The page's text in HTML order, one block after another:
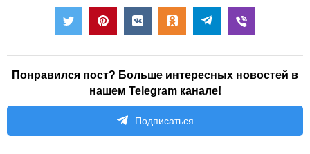
Понравился пост? Больше интересных новостей в
нашем Telegram канале!
Подписаться